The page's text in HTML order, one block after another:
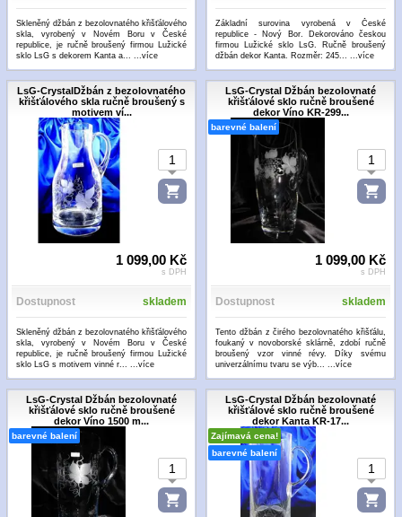
Skleněný džbán z bezolovnatého křišťálového
skla, vyrobený v Novém Boru v České
republice, je ručně broušený firmou Lužické
sklo LsG s dekorem Kanta a... ...více
Základní surovina vyrobená v České
republice - Nový Bor. Dekorováno českou
firmou Lužické sklo LsG. Ručně broušený
džbán dekor Kanta. Rozměr: 245... ...více
LsG-CrystalDžbán z bezolovnatého
křišťálového skla ručně broušený s
motivem ví...
1 099,00 Kč
s DPH
Dostupnost skladem
Skleněný džbán z bezolovnatého křišťálového
skla, vyrobený v Novém Boru v České
republice, je ručně broušený firmou Lužické
sklo LsG s motivem vinné r... ...více
LsG-Crystal Džbán bezolovnaté
křišťálové sklo ručně broušené
dekor Víno KR-299...
barevné balení
1 099,00 Kč
s DPH
Dostupnost skladem
Tento džbán z čirého bezolovnatého křišťálu,
foukaný v novoborské sklárně, zdobí ručně
broušený vzor vinné révy. Díky svému
univerzálnímu tvaru se výb... ...více
LsG-Crystal Džbán bezolovnaté
křišťálové sklo ručně broušené
dekor Víno 1500 m...
barevné balení
LsG-Crystal Džbán bezolovnaté
křišťálové sklo ručně broušené
dekor Kanta KR-17...
Zajímavá cena!
barevné balení